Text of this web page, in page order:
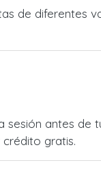
de diferentes
sesión antes de
gratis.